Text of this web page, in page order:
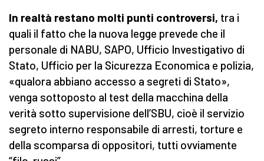
In realtà restano molti punti controversi, tra i
quali il fatto che la nuova legge prevede che il
personale di NABU, SAPO, Ufficio Investigativo di
Stato, Ufficio per la Sicurezza Economica e polizia,
«qualora abbiano accesso a segreti di Stato»,
venga sottoposto al test della macchina della
verità sotto supervisione dell’SBU, cioè il servizio
segreto interno responsabile di arresti, torture e
della scomparsa di oppositori, tutti ovviamente